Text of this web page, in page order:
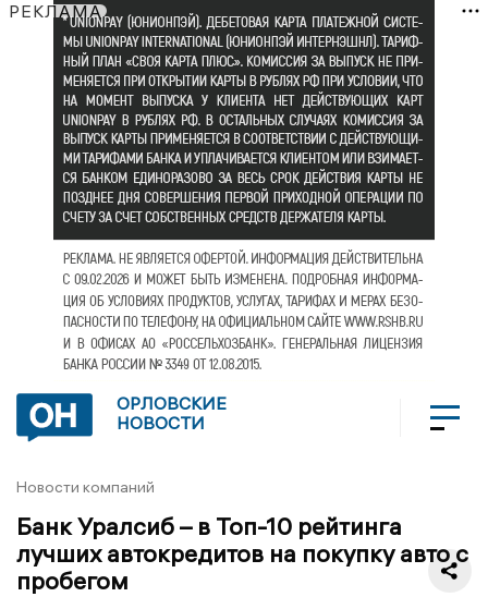
РЕКЛАМА
ОРЛОВСКИЕ
НОВОСТИ
Новости компаний
Банк Уралсиб – в Топ-10 рейтинга
лучших автокредитов на покупку авто с
пробегом